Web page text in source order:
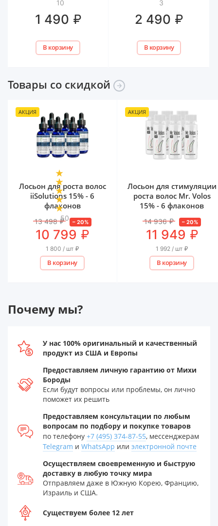
10
1 490 ₽
В корзину
3
2 490 ₽
В корзину
Товары со скидкой
АКЦИЯ
50
Лосьон для роста волос
iiSolutions 15% - 6
флаконов
13 498 ₽ – 20%
10 799 ₽
1 800 / шт ₽
В корзину
АКЦИЯ
Лосьон для стимуляции
роста волос Mr. Volos
15% - 6 флаконов
14 936 ₽ – 20%
11 949 ₽
1 992 / шт ₽
В корзину
Почему мы?
У нас 100% оригинальный и качественный
продукт из США и Европы
Предоставляем личную гарантию от Михи
Бороды
Если будут вопросы или проблемы, он лично
поможет их решить
Предоставляем консультации по любым
вопросам по подбору и покупке товаров
по телефону +7 (495) 374-87-55, мессенджерам
Telegram и WhatsApp или электронной почте
Осуществляем своевременную и быструю
доставку в любую точку мира
Отправляем даже в Южную Корею, Францию,
Израиль и США.
Существуем более 12 лет